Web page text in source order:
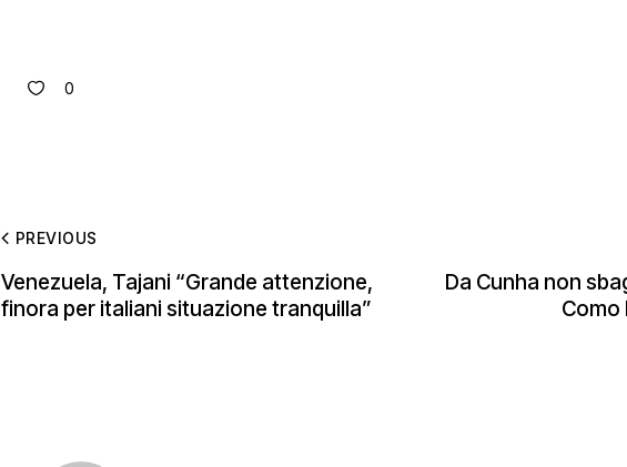
0
PREVIOUS
Venezuela, Tajani “Grande attenzione,
finora per italiani situazione tranquilla”
Da Cunha non
Como